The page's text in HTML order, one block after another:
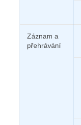
Záznam a
přehrávání